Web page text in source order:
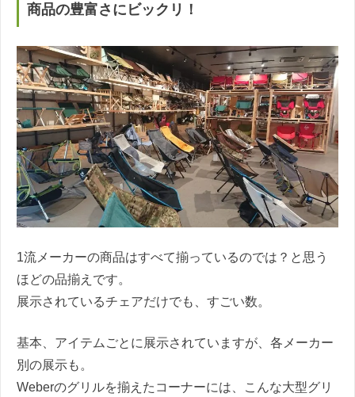
商品の豊富さにビックリ！
1流メーカーの商品はすべて揃っているのでは？と思う
ほどの品揃えです。
展示されているチェアだけでも、すごい数。
基本、アイテムごとに展示されていますが、各メーカー
別の展示も。
Weberのグリルを揃えたコーナーには、こんな大型グリ